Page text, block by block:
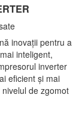
inovații pentru a
inteligent,
inverter
eficient și mai
de zgomot